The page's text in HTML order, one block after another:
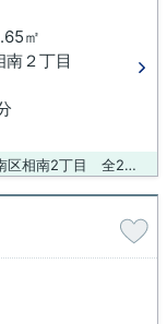
㎡
２丁目
ぜひ一度見ていただきたい、「新築 相模原市南区相南2丁目 全2棟」です。こちらの物件は東林小学校が512m以内にあります。多くの方から高いニーズのある、内装もピカピカの新築戸建ての物件です。人生の中でも特に大きな買い物である不動産購入は、決して失敗したくないですよね。当社はお客様のご希望に合った物件のご紹介ができるよう、誠心誠意を持って努めて参ります。